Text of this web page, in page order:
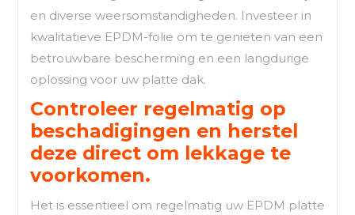
en diverse weersomstandigheden. Investeer in
kwalitatieve EPDM-folie om te genieten van een
betrouwbare bescherming en een langdurige
oplossing voor uw platte dak.
Controleer regelmatig op
beschadigingen en herstel
deze direct om lekkage te
voorkomen.
Het is essentieel om regelmatig uw EPDM platte